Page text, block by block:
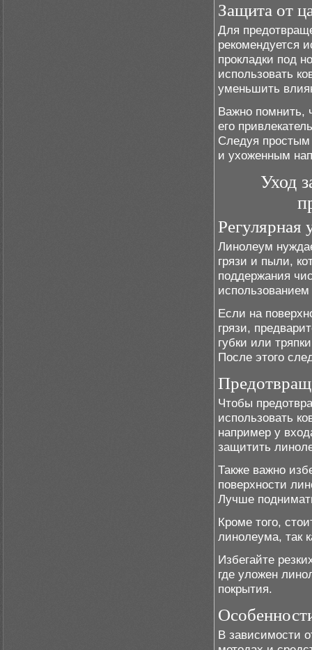
Защита от
Для
рекомендуется
прокладки под
использовать
уменьшить
Важно помнить,
его
Следуя
и ухоженным
Уход
Регулярная
Линолеум
грязи и пыли,
поддержания
Если на
грязи,
губки или
После этого
Чтобы
использовать
например у
защитить
Также важно
поверхности
Лучше
Кроме того,
линолеума, так
Избегайте
где уложен
покрытия.
В зависимости